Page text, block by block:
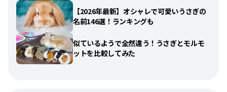
【2026年最新】オシャレで可愛いうさぎの
名前146選！ランキングも
似ているようで全然違う！うさぎとモルモ
ットを比較してみた